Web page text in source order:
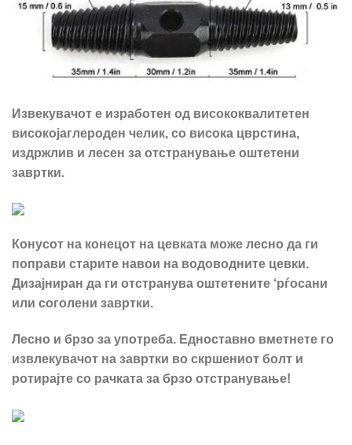
Извекувачот е изработен од висококвалитетен
високојаглероден челик, со висока цврстина,
издржлив и лесен за отстранување оштетени
завртки.
Конусот на конецот на цевката може лесно да ги
поправи старите навои на водоводните цевки.
Дизајниран да ги отстранува оштетените ‘рѓосани
или соголени завртки.
Лесно и брзо за употреба. Едноставно вметнете го
извлекувачот на завртки во скршениот болт и
ротирајте со рачката за брзо отстранување!